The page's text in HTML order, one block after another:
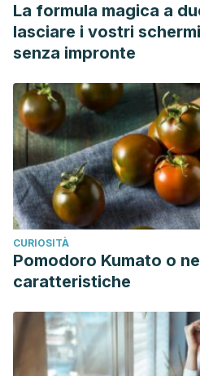
La formula magica a
lasciare i vostri
senza impronte
CURIOSITÀ
Pomodoro Kumato o
caratteristiche